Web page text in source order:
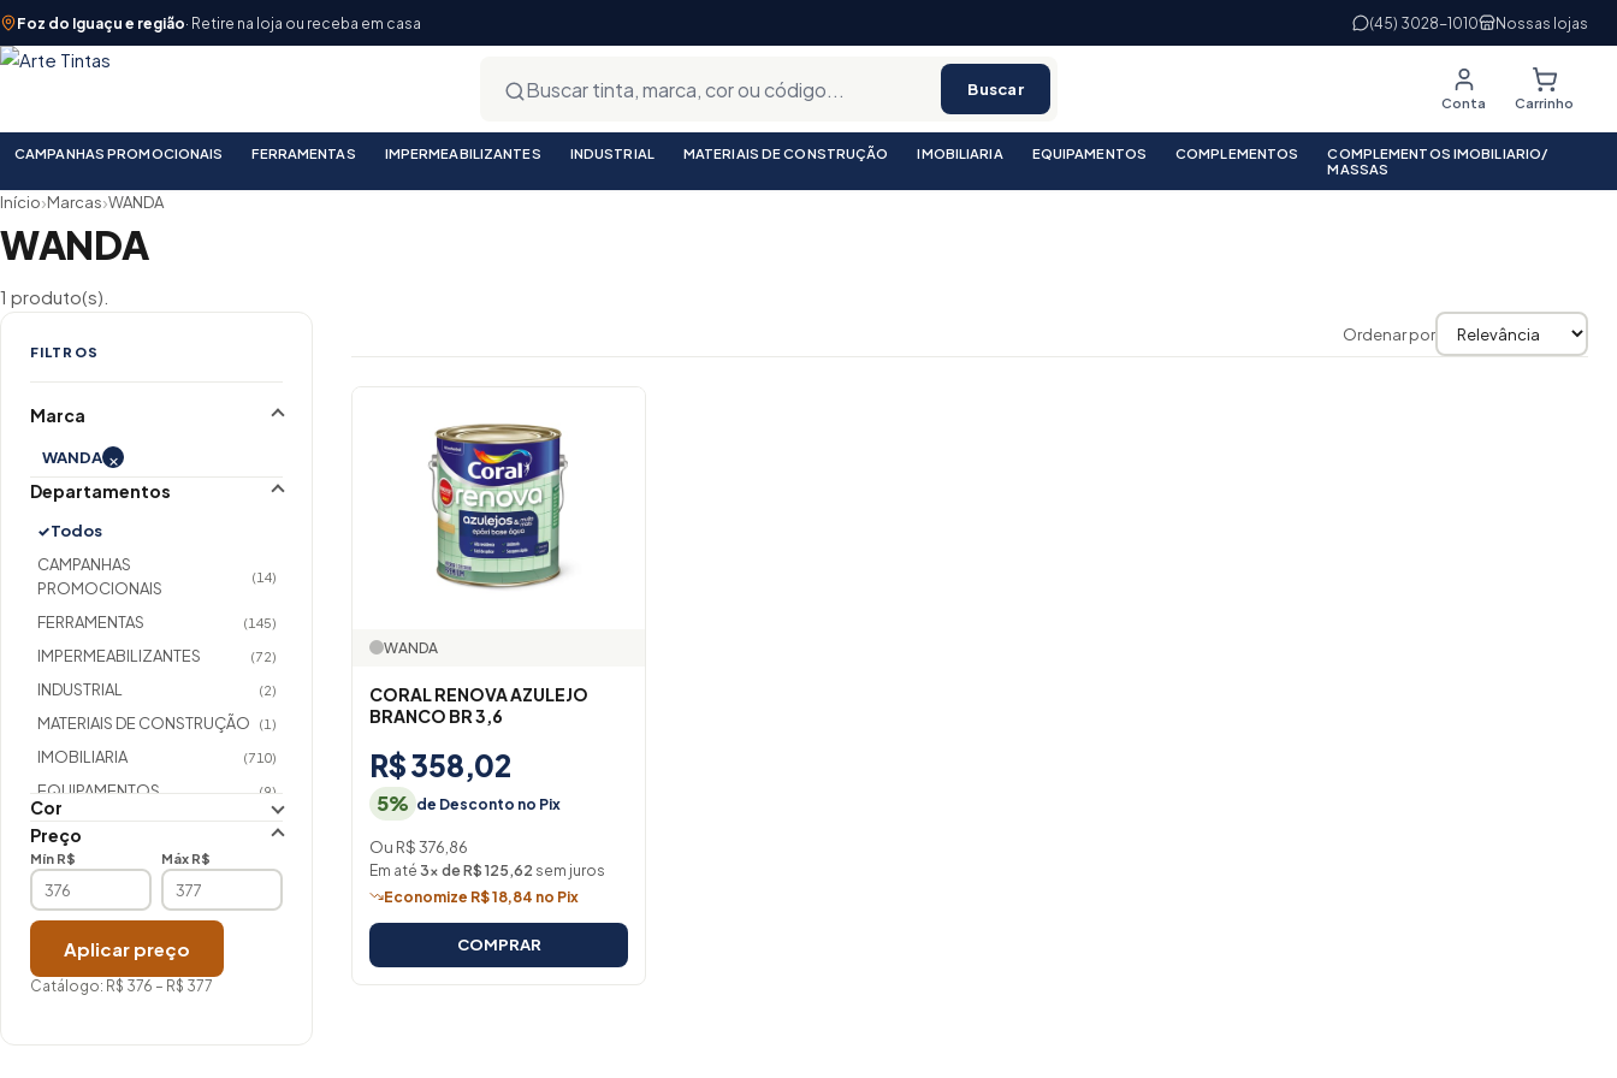
Foz do Iguaçu e região· Retire na loja ou receba em casa (45) 3028-1010 Nossas lojas
Buscar
Conta Carrinho
CAMPANHAS PROMOCIONAIS FERRAMENTAS IMPERMEABILIZANTES INDUSTRIAL MATERIAIS DE CONSTRUÇÃO IMOBILIARIA EQUIPAMENTOS COMPLEMENTOS
COMPLEMENTOS IMOBILIARIO/
MASSAS
Início›Marcas›WANDA
WANDA
1 produto(s).
FILTROS
Marca
WANDA ×
Departamentos
Todos
CAMPANHAS
PROMOCIONAIS
(14)
FERRAMENTAS (145)
IMPERMEABILIZANTES (72)
INDUSTRIAL (2)
MATERIAIS DE CONSTRUÇÃO (1)
IMOBILIARIA (710)
EQUIPAMENTOS (9)
COMPLEMENTOS (336)
COMPLEMENTOS
IMOBILIARIO/MASSAS
(7)
COMPLEMENTOS
IMOBILIARIO/TEXTURAS
IMOBILIARIO/MADEIRA
COMPLEMENTO
Cor
Preço
Mín R$ Máx R$
Aplicar preço
Catálogo: R$ 376 – R$ 377
Ordenar por
WANDA
CORAL RENOVA AZULEJO
BRANCO BR 3,6
R$ 358,02
5% de Desconto no Pix
Ou R$ 376,86
Em até 3× de R$ 125,62 sem juros
Economize R$ 18,84 no Pix
COMPRAR